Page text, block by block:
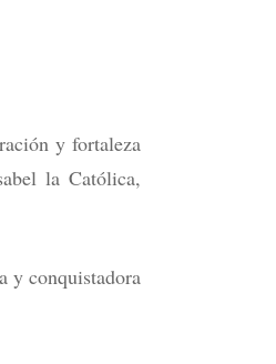
y fortaleza
la Católica,
y conquistadora